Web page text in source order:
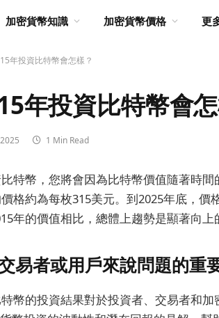
加密貨幣知識 加密貨幣價格 更
年投資比特幣會怎樣？
年投資比特幣會
1 Min Read
特幣，您將會因為比特幣價值隨著時間
格約為每枚315美元。到2025年底，價
年的價值相比，總體上趨勢是顯著向上
易者或用戶來說問題的重
幣的投資結果對於投資者、交易者和